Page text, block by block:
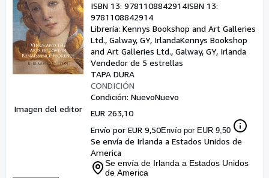
Imagen del editor
ISBN 13: 9781108842914ISBN 13:
9781108842914
Librería: Kennys Bookshop and Art Galleries
Ltd., Galway, GY, IrlandaKennys Bookshop
and Art Galleries Ltd., Galway, GY, Irlanda
Vendedor de 5 estrellas
TAPA DURA
CONDICIÓN
Condición: NuevoNuevo
EUR 263,10
Envío por EUR 9,50Envío por EUR 9,50
Se envía de Irlanda a Estados Unidos de
America
Se envía de Irlanda a Estados Unidos
de America